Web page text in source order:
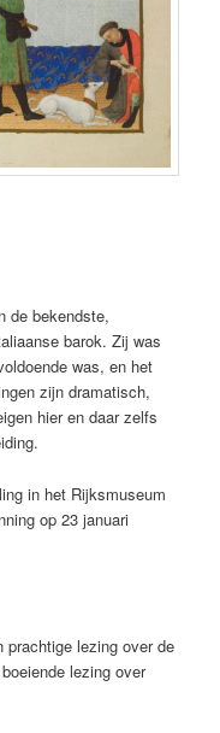
de bekendste,
barok. Zij was
was, en het
zijn dramatisch,
hier en daar zelfs
in het Rijksmuseum
op 23 januari
prachtige lezing over de
lezing over